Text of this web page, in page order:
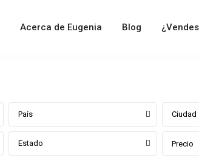
Acerca de Eugenia Blog
País Ciudad
Estado Precio